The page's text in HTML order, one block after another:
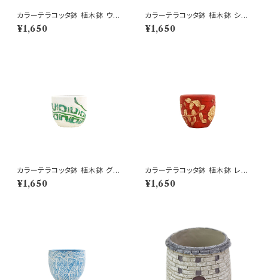
カラーテラコッタ鉢 植木鉢 ウェ
¥1,650
カラーテラコッタ鉢 植木鉢 シェ
ーンSSS 4号 おしゃれ
¥1,650
カラーテラコッタ鉢 植木鉢 グリ
¥1,650
カラーテラコッタ鉢 植木鉢 レッ
ドSSS 4号 おしゃれ
¥1,650